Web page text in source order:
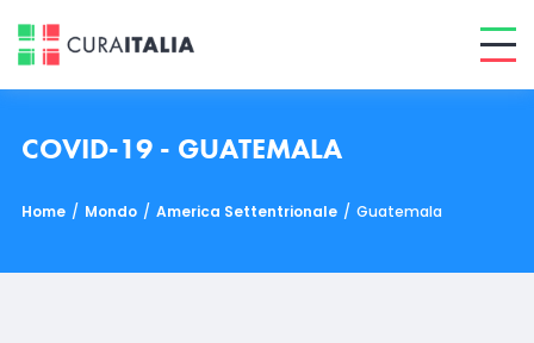
COVID-19 - GUATEMALA
Home / Mondo / America Settentrionale / Guatemala